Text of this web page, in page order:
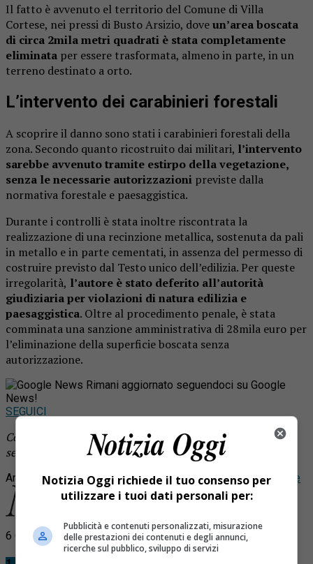
Il fatto è avvenuto el territorio del Comune di Villa
Cortese, nei pressi di Busto Arsizio, doveun’area boscata
di circa 2mila metri quadrati è stata completamente
eliminata per essere trasformata, almeno in parte, in un
terreno destinato a orto.
L’intervento dei carabinieri forestali
A scoprire il danno sono stati i carabinieri forestali della
zona. Secondo quanto ricostruito dai militari, l’intervento
sarebbe avvenuto tramite estirpo della vegetazione,
senza le necessarie autorizzazioni previste dalla
normativa forestale e paesaggistica.
Durante i controlli è stata inoltre riscontrata la
realizzazione di una recinzione metallica, sostenuta da pali
in metallo e in parte cementati, in assenza del permesso di
costruire previsto dal Testo unico dell’edilizia. Per queste
irregolarità, l’autore è stato deferito all’autorità
giudiziaria per violazioni di natura edilizia e
paesaggistica. Oltre al procedimento penale, è stata
comminata una sanzione amministrativa di 28mila euro per
l’eliminazione della superficie boscata senza
autorizzazione.
Rimani aggiornato seguendoci su Google
News!
SEGUICI
Continua a leggere le notizie di Notizia Oggi Borgosesiae
segui la nostra
pagina Facebook
Argomenti correlati:abbattimento bosco sanzionevilla cortese
6 Commenti
Notizia Oggi richiede il tuo consenso per
utilizzare i tuoi dati personali per:
Pubblicità e contenuti personalizzati, misurazione
delle prestazioni dei contenuti e degli annunci,
ricerche sul pubblico, sviluppo di servizi